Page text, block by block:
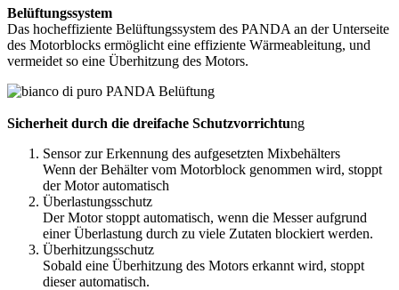
Belüftungssystem
Das hocheffiziente Belüftungssystem des PANDA an der Unterseite
des Motorblocks ermöglicht eine effiziente Wärmeableitung, und
vermeidet so eine Überhitzung des Motors.
Sicherheit durch die dreifache Schutz­vor­richtung
Sensor zur Erkennung des aufgesetzten Mixbehälters
Wenn der Behälter vom Motorblock genommen wird, stoppt
der Motor automatisch
Überlastungsschutz
Der Motor stoppt automatisch, wenn die Messer aufgrund
einer Überlastung durch zu viele Zutaten blockiert werden.
Überhitzungsschutz
Sobald eine Überhitzung des Motors erkannt wird, stoppt
dieser automatisch.